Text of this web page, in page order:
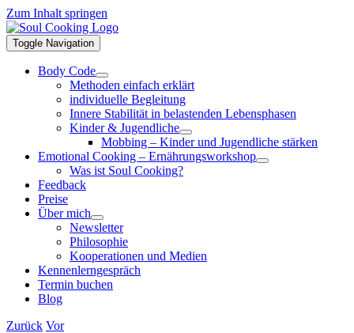
Zum Inhalt springen
Toggle Navigation
Body Code
Methoden einfach erklärt
individuelle Begleitung
Innere Stabilität in belastenden Lebensphasen
Kinder & Jugendliche
Mobbing – Kinder und Jugendliche stärken
Emotional Cooking – Ernährungsworkshop
Was ist Soul Cooking?
Feedback
Preise
Über mich
Newsletter
Philosophie
Kooperationen und Medien
Kennenlerngespräch
Termin buchen
Blog
Zurück Vor